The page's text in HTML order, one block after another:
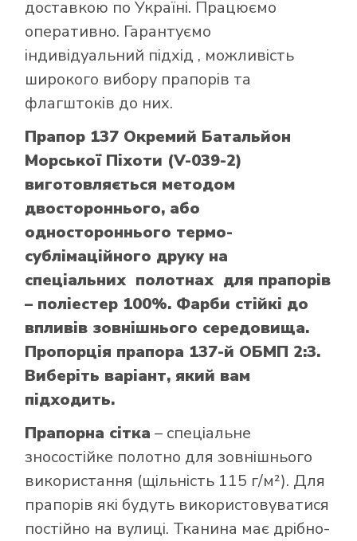
доставкою по Україні. Працюємо
оперативно. Гарантуємо
індивідуальний підхід , можливість
широкого вибору прапорів та
флагштоків до них.
Прапор 137 Окремий Батальйон
Морської Піхоти (V-039-2)
виготовляється методом
двостороннього, або
одностороннього термо-
сублімаційного друку на
спеціальних полотнах для прапорів
– поліестер 100%. Фарби стійкі до
впливів зовнішнього середовища.
Пропорція прапора 137-й ОБМП 2:3.
Виберіть варіант, який вам
підходить.
Прапорна сітка – спеціальне
зносостійке полотно для зовнішнього
використання (щільність 115 г/м²). Для
прапорів які будуть використовуватися
постійно на вулиці. Тканина має дрібно-